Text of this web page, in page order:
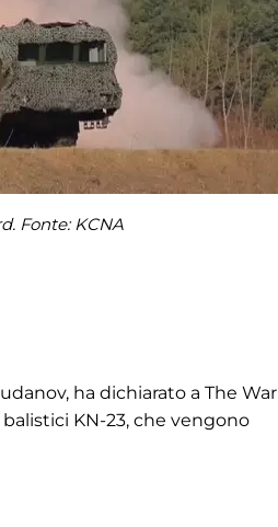
Fonte: KCNA
ha dichiarato a The War
KN-23, che vengono